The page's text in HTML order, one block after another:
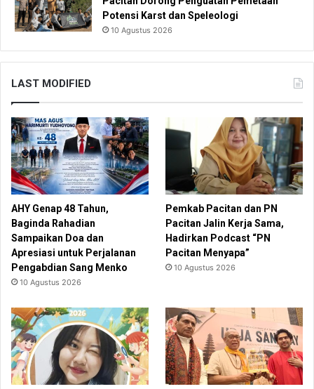
Potensi Karst dan Speleologi
10 Agustus 2026
LAST MODIFIED
AHY Genap 48 Tahun,
Baginda Rahadian
Sampaikan Doa dan
Apresiasi untuk Perjalanan
Pengabdian Sang Menko
10 Agustus 2026
Pemkab Pacitan dan PN
Pacitan Jalin Kerja Sama,
Hadirkan Podcast “PN
Pacitan Menyapa”
10 Agustus 2026